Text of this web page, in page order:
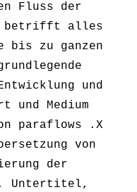
Fluss der
betrifft alles
bis zu ganzen
und
und Medium
paraflows .X
von
der
Untertitel,